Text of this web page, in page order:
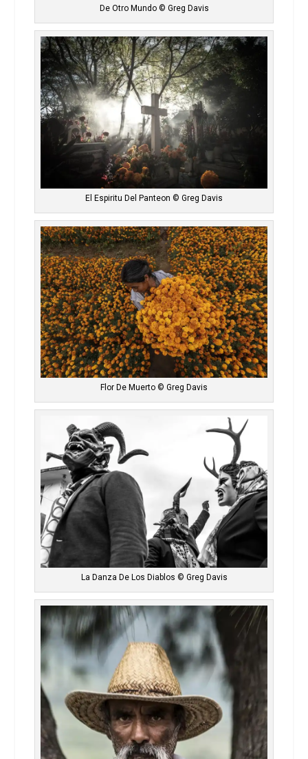
De Otro Mundo © Greg Davis
El Espiritu Del Panteon © Greg Davis
Flor De Muerto © Greg Davis
La Danza De Los Diablos © Greg Davis